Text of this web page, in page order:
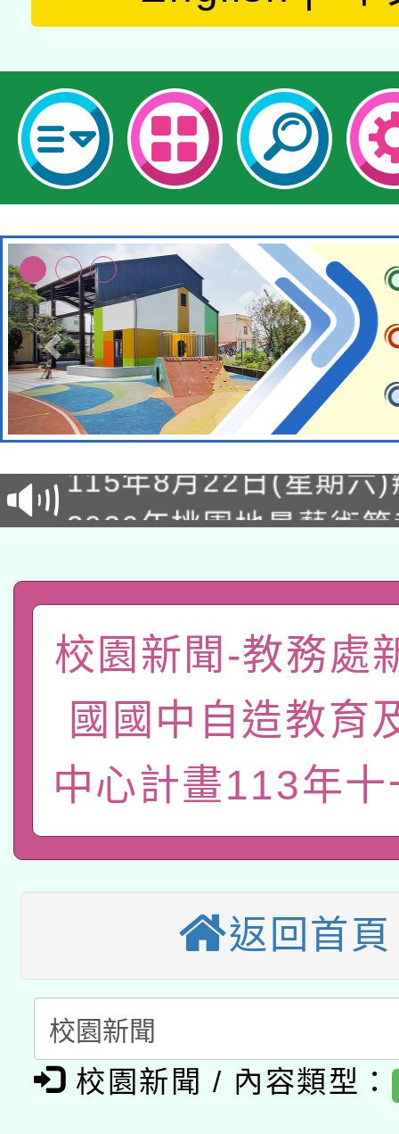
轉知經濟部水利署委託
業技術研究院辦理「
用水績優單位及節水達
115年8月22日(星期六
桃園市孔廟祈福系列
2026年桃園地景藝術
關事宜
轉知教育部國民及學前
國立臺灣師範大學辦理
年度健康促進學校輔導
業成長研習」實施計畫
函轉國家教育研究院中
原住民族教育政策研討
族教育國際趨勢與發展
新北市政府教育局辦理
師專業成長研習實施計
方素養工作坊新北場」
函轉國立臺灣師範大學
族語言臺北學習中心
「族語學習班」招生簡
轉知有關國立成功大學
文教學共融平台-教案
接種對象擴大為「滿6
接種之民眾」措施，延
月28日止
轉知經濟部水利署委託
業技術研究院辦理「
動」
115年8月22日(星期六
桃園市孔廟祈福系列
開 智慧啟航」
2026年桃園地景藝術
「2026桃園藝術巡演
關事宜
轉知教育部國民及學前
國立臺灣師範大學辦
函轉國家教育研究院中
校園新聞-教務處
國國中自造教育
中心計畫113年
返回首頁
校園新聞 / 內容類型：